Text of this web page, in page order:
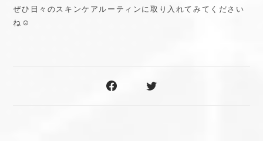
ぜひ日々のスキンケアルーティンに取り入れてみてください
ね☺️